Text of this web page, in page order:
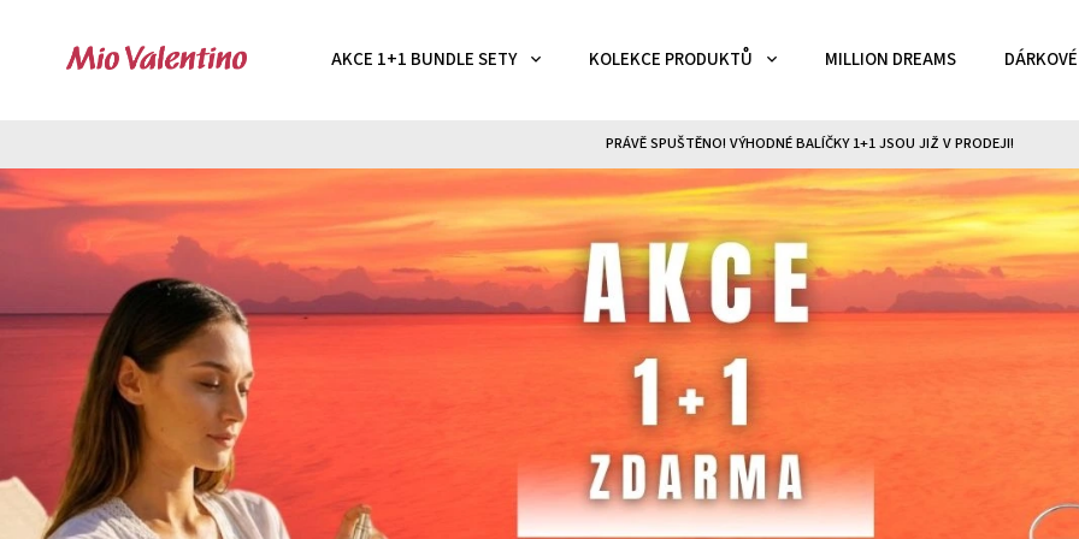
AKCE 1+1 BUNDLE SETY KOLEKCE PRODUKTŮ MILLION DREAMS
PRÁVĚ SPUŠTĚNO! VÝHODNÉ BALÍČKY 1+1 JSOU JIŽ V PRODEJI!